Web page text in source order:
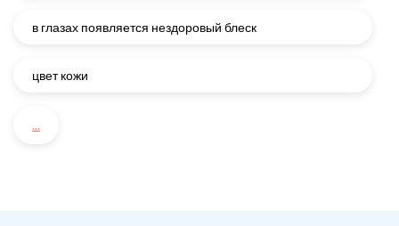
в глазах появляется нездоровый блеск
цвет кожи
...